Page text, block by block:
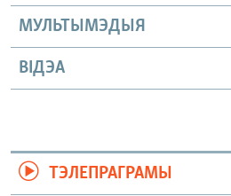
МУЛЬТЫМЭДЫЯ
ВІДЭА
ТЭЛЕПРАГРАМЫ